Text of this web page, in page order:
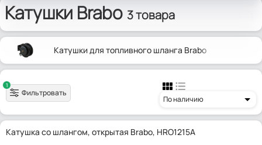
Катушки Brabo 3 товара
Катушки для топливного шланга Brabo
1
Фильтровать
По наличию
Катушка со шлангом, открытая Brabo, HRO1215A